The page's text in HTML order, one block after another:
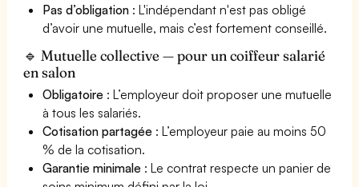
Pas d’obligation : L'indépendant n'est pas obligé
d’avoir une mutuelle, mais c’est fortement conseillé.
🔹 Mutuelle collective — pour un coiffeur salarié
en salon
Obligatoire : L’employeur doit proposer une mutuelle
à tous les salariés.
Cotisation partagée : L’employeur paie au moins 50
% de la cotisation.
Garantie minimale : Le contrat respecte un panier de